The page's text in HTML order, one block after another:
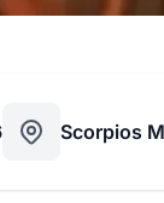
Scorpios